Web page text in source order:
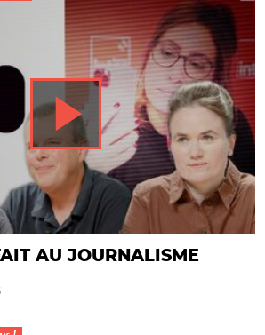
AU JOURNALISME